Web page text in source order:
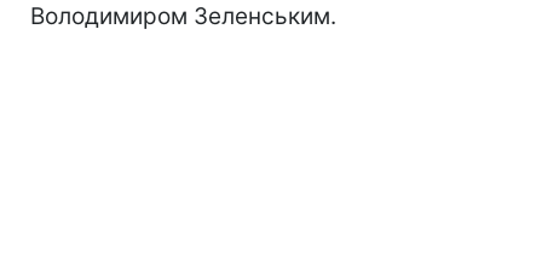
Володимиром Зеленським.